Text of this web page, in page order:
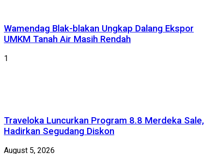
Wamendag Blak-blakan Ungkap Dalang Ekspor
UMKM Tanah Air Masih Rendah
1
Traveloka Luncurkan Program 8.8 Merdeka Sale,
Hadirkan Segudang Diskon
August 5, 2026